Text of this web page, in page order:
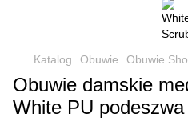
Katalog Obuwie Obuwie
Obuwie damskie
White PU podeszwa